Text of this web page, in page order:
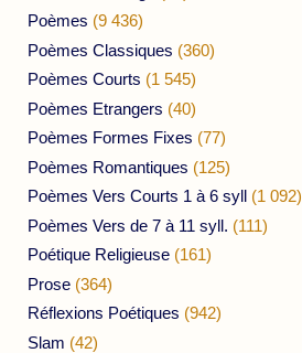
Poèmes (9 436)
Poèmes Classiques (360)
Poèmes Courts (1 545)
Poèmes Etrangers (40)
Poèmes Formes Fixes (77)
Poèmes Romantiques (125)
Poèmes Vers Courts 1 à 6 syll (1 092)
Poèmes Vers de 7 à 11 syll. (111)
Poétique Religieuse (161)
Prose (364)
Réflexions Poétiques (942)
Slam (42)